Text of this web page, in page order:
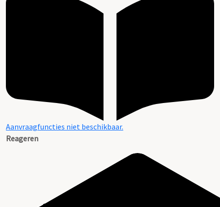
Aanvraagfuncties niet beschikbaar.
Reageren